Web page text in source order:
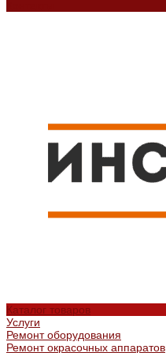
Каталог товаров
Услуги
Ремонт оборудования
Ремонт окрасочных аппаратов